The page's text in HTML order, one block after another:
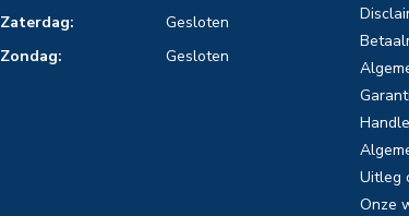
Zaterdag:
Gesloten
Zondag:
Gesloten
Uitleg
Onze